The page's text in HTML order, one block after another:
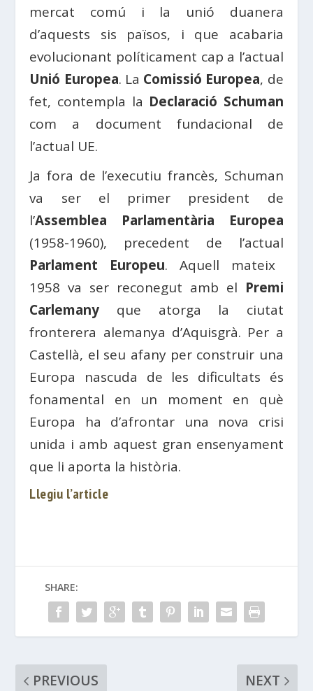
mercat comú i la unió duanera
d’aquests sis països, i que acabaria
evolucionant políticament cap a l’actual
Unió Europea. La Comissió Europea, de
fet, contempla la Declaració Schuman
com a document fundacional de
l’actual UE.
Ja fora de l’executiu francès, Schuman
va ser el primer president de
l’Assemblea Parlamentària Europea
(1958-1960), precedent de l’actual
Parlament Europeu. Aquell mateix
1958 va ser reconegut amb el Premi
Carlemany que atorga la ciutat
fronterera alemanya d’Aquisgrà. Per a
Castellà, el seu afany per construir una
Europa nascuda de les dificultats és
fonamental en un moment en què
Europa ha d’afrontar una nova crisi
unida i amb aquest gran ensenyament
que li aporta la història.
Llegiu l’article
SHARE:
PREVIOUS NEXT